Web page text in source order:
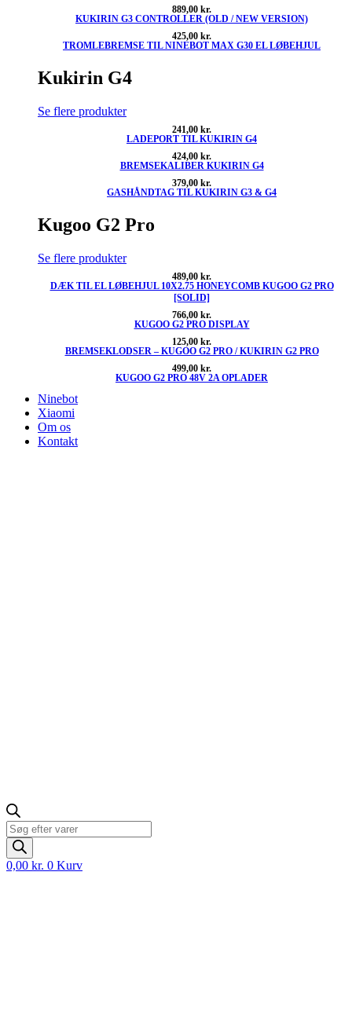
889,00 kr.
KUKIRIN G3 CONTROLLER (OLD / NEW VERSION)
425,00 kr.
TROMLEBREMSE TIL NINEBOT MAX G30 EL LØBEHJUL
Kukirin G4
Se flere produkter
241,00 kr.
LADEPORT TIL KUKIRIN G4
424,00 kr.
BREMSEKALIBER KUKIRIN G4
379,00 kr.
GASHÅNDTAG TIL KUKIRIN G3 & G4
Kugoo G2 Pro
Se flere produkter
489,00 kr.
DÆK TIL EL LØBEHJUL 10X2.75 HONEYCOMB KUGOO G2 PRO
[SOLID]
766,00 kr.
KUGOO G2 PRO DISPLAY
125,00 kr.
BREMSEKLODSER – KUGOO G2 PRO / KUKIRIN G2 PRO
499,00 kr.
KUGOO G2 PRO 48V 2A OPLADER
Ninebot
Xiaomi
Om os
Kontakt
Products
search
0,00 kr. 0 Kurv